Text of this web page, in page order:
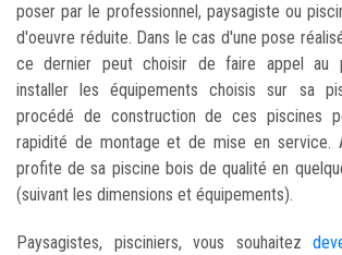
poser par le professionnel, paysagiste ou
d'oeuvre réduite. Dans le cas d'une pose
ce dernier peut choisir de faire appel au
installer les équipements choisis sur sa
procédé de construction de ces piscines
rapidité de montage et de mise en service.
profite de sa piscine bois de qualité en
(suivant les dimensions et équipements).
Paysagistes, pisciniers, vous souhaitez